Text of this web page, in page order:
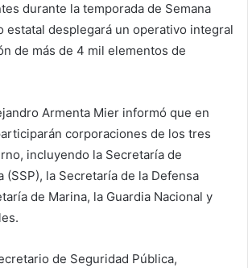
durante la temporada de Semana
estatal desplegará un operativo integral
de más de 4 mil elementos de
Armenta Mier informó que en
corporaciones de los tres
incluyendo la Secretaría de
(SSP), la Secretaría de la Defensa
de Marina, la Guardia Nacional y
de Seguridad Pública,